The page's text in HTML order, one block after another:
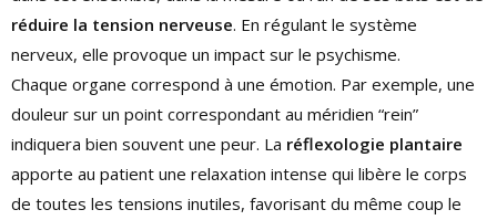
réduire la tension nerveuse. En régulant le système
nerveux, elle provoque un impact sur le psychisme.
Chaque organe correspond à une émotion. Par exemple, une
douleur sur un point correspondant au méridien “rein”
indiquera bien souvent une peur. La réflexologie plantaire
apporte au patient une relaxation intense qui libère le corps
de toutes les tensions inutiles, favorisant du même coup le